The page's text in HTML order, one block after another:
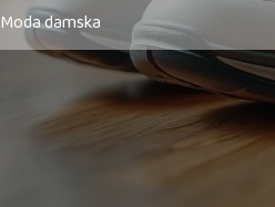
Moda damska